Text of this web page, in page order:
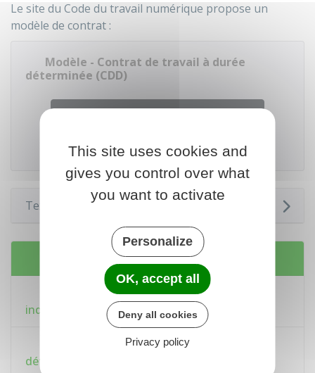
Le site du Code du travail numérique propose un
modèle de contrat :
Modèle - Contrat de travail à durée
déterminée (CDD)
Accéder au Modèle de document
Ministère chargé du travail
Textes de référence
Services en ligne et formulaires
Modèle - Contrat de travail à durée
indéterminée (CDI)
Modèle - Contrat de travail à durée
déterminée (CDD)
This site uses cookies and
gives you control over what
you want to activate
Personalize
OK, accept all
Deny all cookies
Privacy policy